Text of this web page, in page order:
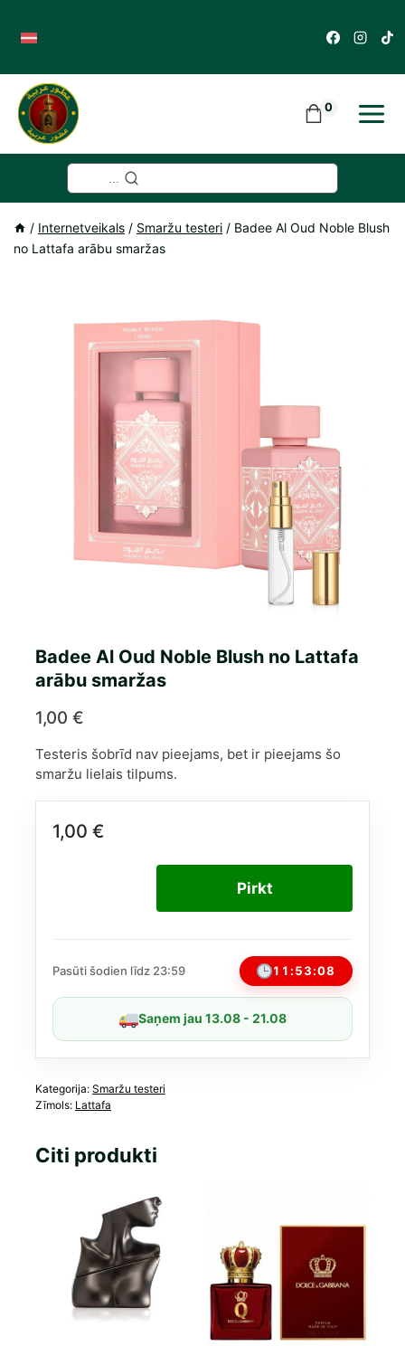
content
0
/ Internetveikals / Smaržu testeri / Badee Al Oud Noble Blush
no Lattafa arābu smaržas
Badee Al Oud Noble Blush no Lattafa
arābu smaržas
1,00 €
Testeris šobrīd nav pieejams, bet ir pieejams šo
smaržu lielais tilpums.
1,00 €
Pirkt
Pasūti šodien līdz 23:59 11:53:08
Saņem jau 13.08 - 21.08
Kategorija: Smaržu testeri
Zīmols: Lattafa
Citi produkti